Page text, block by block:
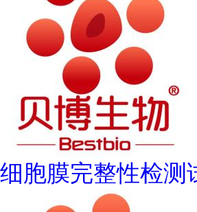
细胞膜完整性检测